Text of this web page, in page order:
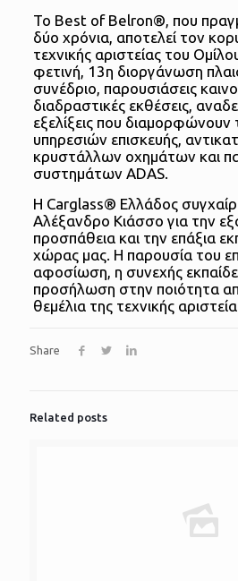
Το Best of Belron®, που
δύο χρόνια, αποτελεί τον
τεχνικής αριστείας του
φετινή, 13η διοργάνωση
συνέδριο, παρουσιάσεις
διαδραστικές εκθέσεις,
εξελίξεις που
υπηρεσιών επισκευής,
κρυστάλλων οχημάτων και
συστημάτων ADAS.
Η Carglass® Ελλάδος
Αλέξανδρο Κιάσσο για την
προσπάθεια και την επάξια
χώρας μας. Η παρουσία του
αφοσίωση, η συνεχής
προσήλωση στην ποιότητα
θεμέλια της τεχνικής
Share
Related posts